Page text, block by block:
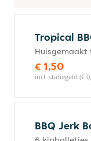
Tropical
Huisgemaakt
€ 1,50
incl. statiegeld (€
BBQ Jerk